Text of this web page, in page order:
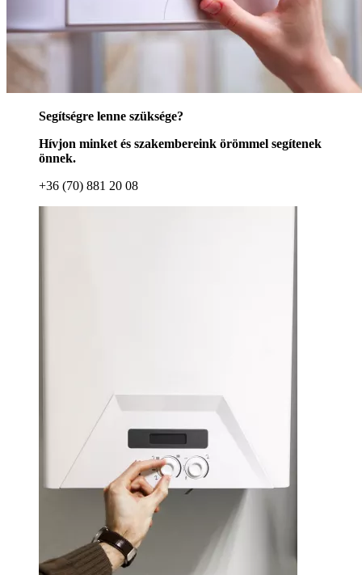
Segítségre lenne szüksége?
Hívjon minket és szakembereink örömmel segítenek
önnek.
+36 (70) 881 20 08